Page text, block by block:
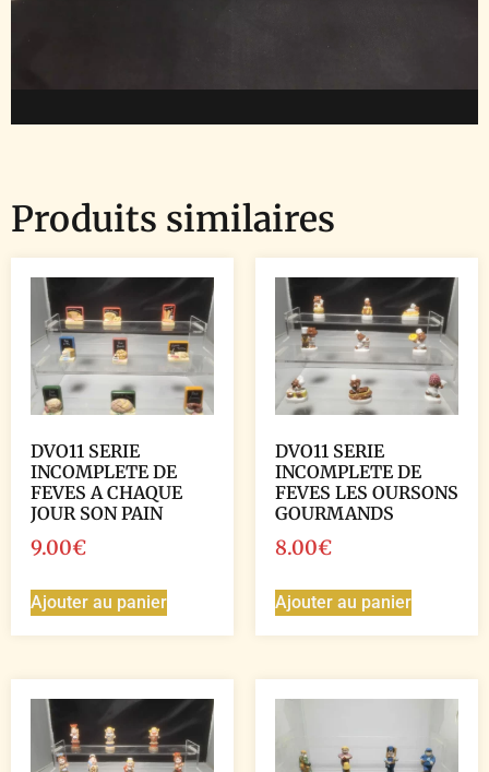
Produits similaires
DVO11 SERIE
INCOMPLETE DE
FEVES A CHAQUE
JOUR SON PAIN
9.00€
Ajouter au panier
DVO11 SERIE
INCOMPLETE DE
FEVES LES OURSONS
GOURMANDS
8.00€
Ajouter au panier